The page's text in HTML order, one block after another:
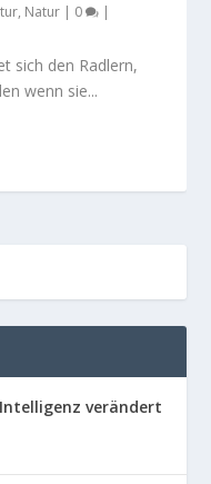
, Natur | 0 |
sich den Radlern,
wenn sie...
verändert